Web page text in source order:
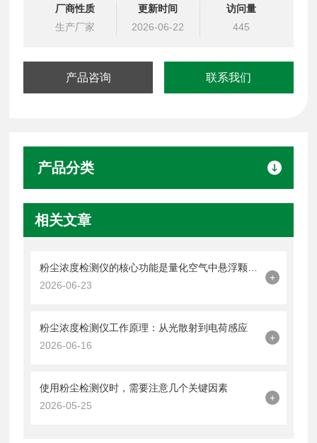
终完成数据的显示，报警和记录等功能。
厂商性质
生产厂家
更新时间
2026-06-22
访问量
445
产品咨询 联系我们
产品分类
相关文章
2026-06-23
+
粉尘浓度检测仪工作原理：从光散射到电荷感应
2026-06-16
+
使用粉尘检测仪时，需要注意几个关键因素
2026-05-25
+